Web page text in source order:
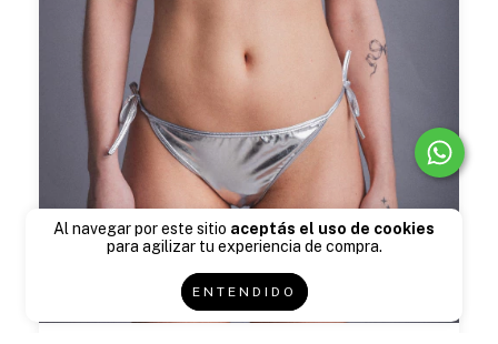
Al navegar por este sitio aceptás el uso de cookies
para agilizar tu experiencia de compra.
ENTENDIDO